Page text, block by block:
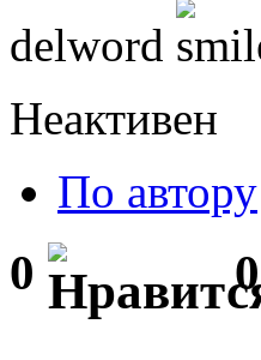
delword
Неактивен
По автору
0 0